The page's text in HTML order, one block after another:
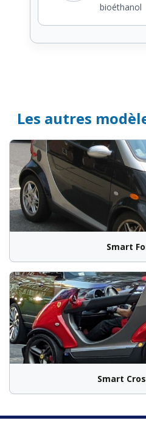
bioéthanol
Les autres
Smart
Smart